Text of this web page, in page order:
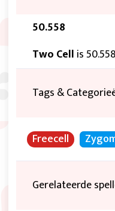
50.558
Two Cell is
Tags &
Freecell
Gerelateerde